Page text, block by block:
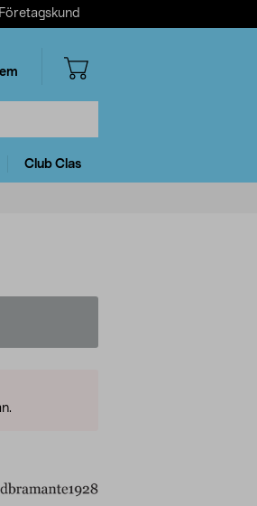
Företagskund
Club Clas